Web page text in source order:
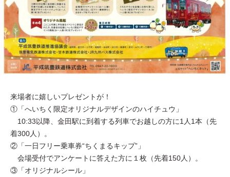
来場者に嬉しいプレゼントが！
①「へいちく限定オリジナルデザインのハイチュウ」
10:33以降、金田駅に到着する列車でお越しの方に1人1本（先
着300人）。
②「一日フリー乗車券“ちくまるキップ”」
会場受付でアンケートに答えた方に１枚（先着150人）。
③「オリジナルシール」